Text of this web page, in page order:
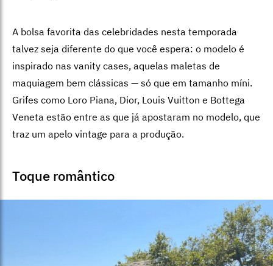
A bolsa favorita das celebridades nesta temporada
talvez seja diferente do que você espera: o modelo é
inspirado nas vanity cases, aquelas maletas de
maquiagem bem clássicas — só que em tamanho míni.
Grifes como Loro Piana, Dior, Louis Vuitton e Bottega
Veneta estão entre as que já apostaram no modelo, que
traz um apelo vintage para a produção.
Toque romântico